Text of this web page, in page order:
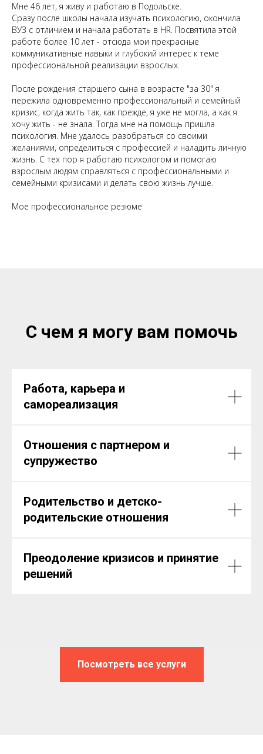
Мне 46 лет, я живу и работаю в Подольске.
Сразу после школы начала изучать психологию, окончила
ВУЗ с отличием и начала работать в HR. Посвятила этой
работе более 10 лет - отсюда мои прекрасные
коммуникативные навыки и глубокий интерес к теме
профессиональной реализации взрослых.
После рождения старшего сына в возрасте "за 30" я
пережила одновременно профессиональный и семейный
кризис, когда жить так, как прежде, я уже не могла, а как я
хочу жить - не знала. Тогда мне на помощь пришла
психология. Мне удалось разобраться со своими
желаниями, определиться с профессией и наладить личную
жизнь. С тех пор я работаю психологом и помогаю
взрослым людям справляться с профессиональными и
семейными кризисами и делать свою жизнь лучше.
Мое профессиональное резюме
С чем я могу вам помочь
Работа, карьера и
самореализация
Отношения с партнером и
супружество
Родительство и детско-
родительские отношения
Преодоление кризисов и принятие
решений
Посмотреть все услуги